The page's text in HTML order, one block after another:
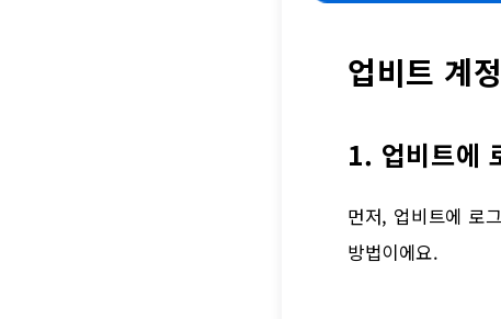
업비트 계
1. 업비트에
먼저, 업비트에 로
방법이에요.